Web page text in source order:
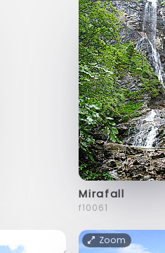
Mirafall
f10061
Zoom